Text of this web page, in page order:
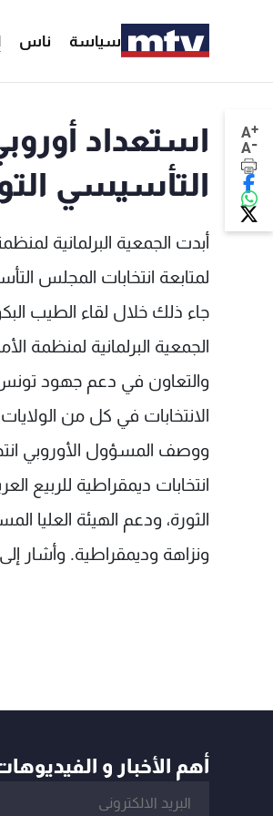
سياسة ناس
A+
A-
استعداد
التأسيسي
أبدت الجمعية البرلمانية
لمتابعة انتخابات المجلس
جاء ذلك خلال لقاء الطيب
الجمعية البرلمانية لمنظمة
والتعاون في دعم جهود تونس
الانتخابات في كل من الولايات
ووصف المسؤول الأوروبي
انتخابات ديمقراطية للربيع
الثورة، ودعم الهيئة العليا
ونزاهة وديمقراطية. وأشار
أهم الأخبار و